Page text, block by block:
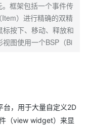
框架包括一个事件传
）进行精确的双精
按下、移动、释放和
图使用一个BSP（Bi
台，用于大量自定义2D
（view widget）来显